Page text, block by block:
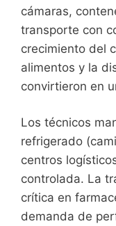
cámaras,
transporte con
crecimiento del
alimentos y la
convirtieron en
Los técnicos
refrigerado
centros
controlada. La
crítica en
demanda de